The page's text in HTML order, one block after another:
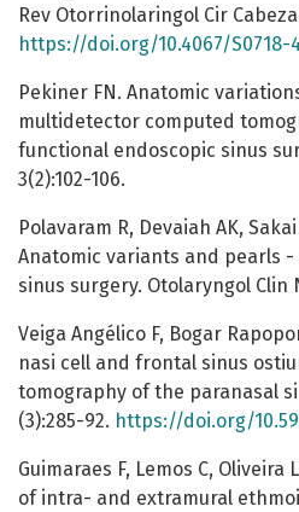
Rev Otorrinolaringol Cir Cabeza
https://doi.org/10.4067/S0718-
Pekiner FN. Anatomic
multidetector computed
functional endoscopic sinus
3(2):102-106.
Polavaram R, Devaiah AK,
Anatomic variants and pearls
sinus surgery. Otolaryngol Clin
Veiga Angélico F, Bogar
nasi cell and frontal sinus
tomography of the paranasal
(3):285-92. https://doi.org/
Guimaraes F, Lemos C,
of intra- and extramural